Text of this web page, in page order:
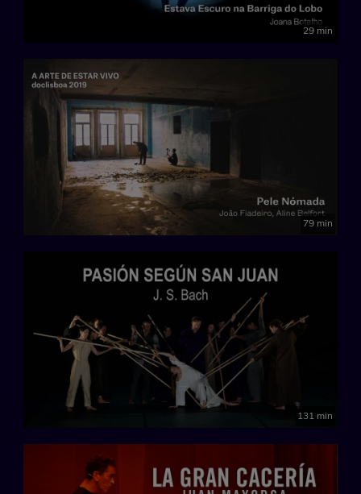
29 min
79 min
131 min